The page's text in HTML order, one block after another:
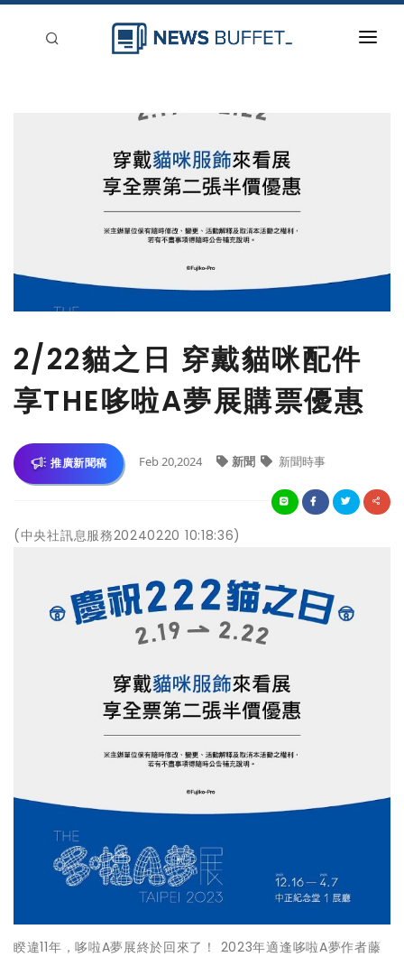
2/22貓之日 穿戴貓咪配件
享THE哆啦A夢展購票優惠
推廣新聞稿 Feb 20,2024 新聞 新聞時事
(中央社訊息服務20240220 10:18:36)
睽違11年，哆啦A夢展終於回來了！ 2023年適逢哆啦A夢作者藤